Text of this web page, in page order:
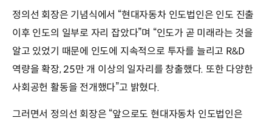
정의선 회장은 기념식에서 “현대자동차 인도법인은 인도 진출
이후 인도의 일부로 자리 잡았다”며 “인도가 곧 미래라는 것을
알고 있었기 때문에 인도에 지속적으로 투자를 늘리고 R&D
역량을 확장, 25만 개 이상의 일자리를 창출했다. 또한 다양한
사회공헌 활동을 전개했다”고 밝혔다.
그러면서 정의선 회장은 “앞으로도 현대자동차 인도법인은